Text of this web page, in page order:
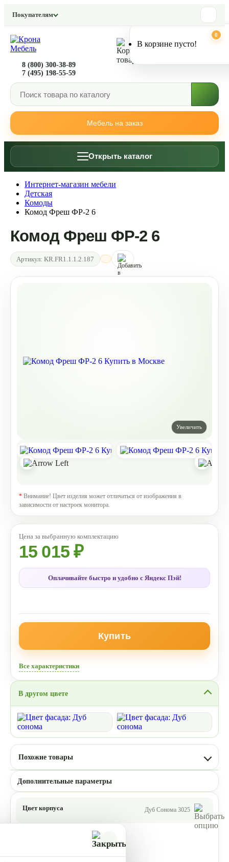
Покупателям
Мебель на заказ
8 (800) 300-38-89
7 (495) 198-55-59
0
В корзине пусто!
Открыть каталог
Интернет-магазин мебели
Детская
Комоды
Комод Фреш ФР-2 6
Комод Фреш ФР-2 6
Артикул: KR.FR1.1.1.2.187
* Внимание! Цвет изделия может отличаться от изображения в
зависимости от настроек монитора.
15 015 ₽
Оплачивайте быстро и удобно с Яндекс Пэй!
Купить
Все характеристики
В другом цвете
Похожие товары
Дополнительные параметры
Цвет корпуса Дуб Сонома 3025